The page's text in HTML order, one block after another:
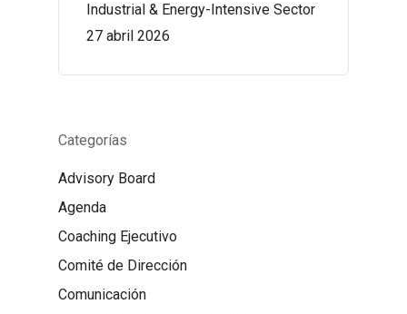
Industrial & Energy-Intensive Sector
27 abril 2026
Categorías
Advisory Board
Agenda
Coaching Ejecutivo
Comité de Dirección
Comunicación